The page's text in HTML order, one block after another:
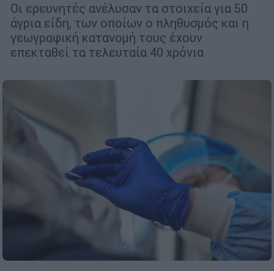
Οι ερευνητές ανέλυσαν τα στοιχεία για 50
άγρια είδη, των οποίων ο πληθυσμός και η
γεωγραφική κατανομή τους έχουν
επεκταθεί τα τελευταία 40 χρόνια